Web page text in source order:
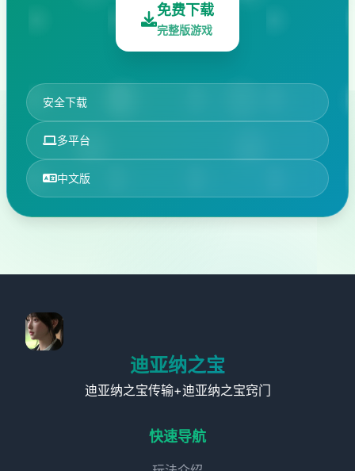
免费下载
完整版游戏
安全下载
多平台
中文版
迪亚纳之宝
迪亚纳之宝传输+迪亚纳之宝窍门
快速导航